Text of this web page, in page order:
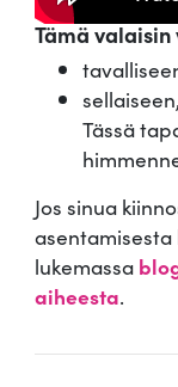
Tämä
Tässä
Jos sinua
lukemassa
aiheesta.